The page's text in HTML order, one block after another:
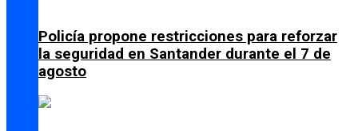
Policía propone restricciones para reforzar
la seguridad en Santander durante el 7 de
agosto